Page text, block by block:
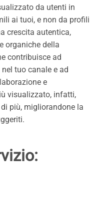
da utenti in
ai tuoi, e non da profili
crescita autentica,
organiche della
contribuisce ad
tuo canale e ad
e
visualizzato, infatti,
più, migliorandone la